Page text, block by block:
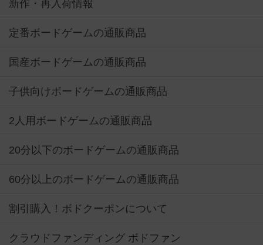
新作・再入荷情報
定番ボードゲームの通販商品
国産ボードゲームの通販商品
子供向けボードゲームの通販商品
2人用ボードゲームの通販商品
20分以下のボードゲームの通販商品
60分以上のボードゲームの通販商品
割引購入！ボドクーポンについて
クラウドファンディング ボドファン